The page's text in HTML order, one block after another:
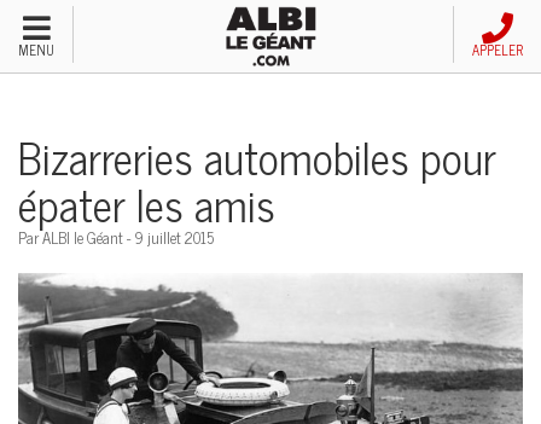
Menu
Véhicules d'occasion
Financement automobile
Service après-vente
Emploi et carrières
MENU APPELER
Bizarreries automobiles pour
épater les amis
Par ALBI le Géant - 9 juillet 2015